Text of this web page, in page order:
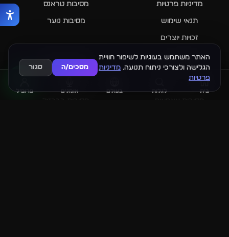
מדיניות פרטיות
תנאי שימוש
זכויות יוצרים
מסיבות טראנס
מסיבות נוער
קיצורי דרך מסביב לעולם
בית לגלות בעולם אומנים פרופיל
האתר משתמש בעוגיות לשיפור חוויית
הגלישה ולצורכי ניתוח תנועה. מדיניות
פרטיות
מסכים/ה סגור